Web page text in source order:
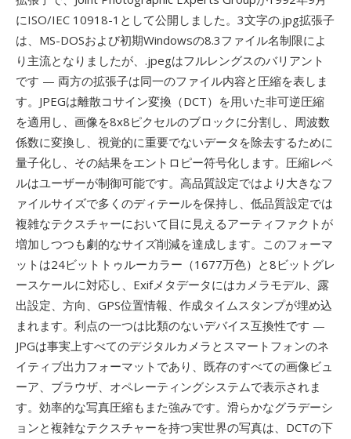
にISO/IEC 10918-1として公開しました。3文字の.jpg拡張子
は、MS-DOSおよび初期Windowsの8.3ファイル名制限によ
り主流となりましたが、.jpegはフルレングスのバリアント
です — 両方の拡張子は同一のファイル内容と圧縮を表しま
す。JPEGは離散コサイン変換（DCT）を用いた非可逆圧縮
を適用し、画像を8x8ピクセルのブロックに分割し、周波数
係数に変換し、視覚的に重要でないデータを除去するために
量子化し、その結果をエントロピー符号化します。圧縮レベ
ルはユーザーが制御可能です。高品質設定ではより大きなフ
ァイルサイズで多くのディテールを保持し、低品質設定では
複雑なテクスチャーにおいて目に見えるアーティファクトが
増加しつつも劇的なサイズ削減を達成します。このフォーマ
ットは24ビットトゥルーカラー（1677万色）と8ビットグレ
ースケールに対応し、Exifメタデータにはカメラモデル、露
出設定、方向、GPS位置情報、作成タイムスタンプが埋め込
まれます。利点の一つは比類のないデバイス互換性です —
JPGは事実上すべてのデジタルカメラとスマートフォンのネ
イティブ出力フォーマットであり、既存のすべての画像ビュ
ーア、ブラウザ、オペレーティングシステムで表示されま
す。効率的な写真圧縮もまた強みです。滑らかなグラデーシ
ョンと複雑なテクスチャーを持つ実世界の写真は、DCTの下